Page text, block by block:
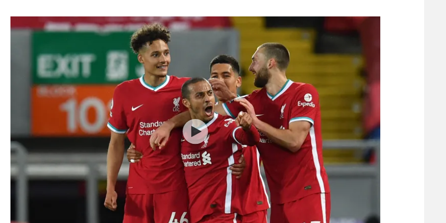
תקנון משתתפים וזוכים בפרסים
תקנון עבור פעילות אלקטרה
תנאי שימוש
מדיניות פרטיות
תקנון פעילות ספורט 1
רשיון להקרנה פומבית לבית עסק
הצטרפות לחבילת הערוצים
הפועל תל אביב
הפועל חיפה
מכבי נתניה
בני יהודה
ליגה סינית
ליגה ברזילאית
ליגות נוספות